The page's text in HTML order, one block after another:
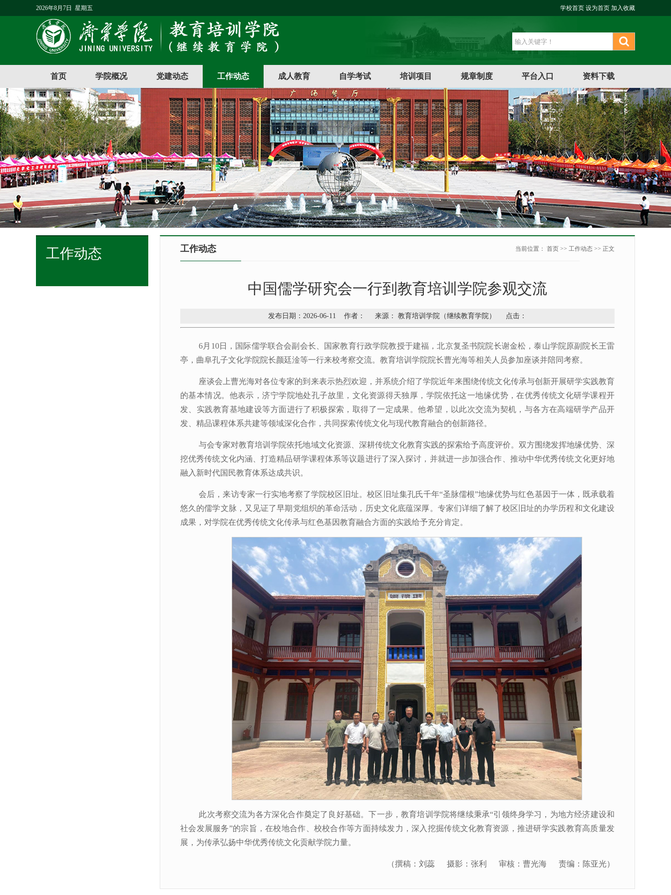
2026年8月7日 星期五 学校首页 设为首页 加入收藏
首页 学院概况 党建动态 工作动态 成人教育 自学考试 培训项目 规章制度 平台入口 资料下载
工作动态 工作动态 当前位置： 首页 >> 工作动态 >> 正文
中国儒学研究会一行到教育培训学院参观交流
发布日期：2026-06-11 作者： 来源： 教育培训学院（继续教育学院） 点击：
6月10日，国际儒学联合会副会长、国家教育行政学院教授于建福，北京复圣书院院长谢金松，泰山学院原副院长王雷
亭，曲阜孔子文化学院院长颜廷淦等一行来校考察交流。教育培训学院院长曹光海等相关人员参加座谈并陪同考察。
座谈会上曹光海对各位专家的到来表示热烈欢迎，并系统介绍了学院近年来围绕传统文化传承与创新开展研学实践教育
的基本情况。他表示，济宁学院地处孔子故里，文化资源得天独厚，学院依托这一地缘优势，在优秀传统文化研学课程开
发、实践教育基地建设等方面进行了积极探索，取得了一定成果。他希望，以此次交流为契机，与各方在高端研学产品开
发、精品课程体系共建等领域深化合作，共同探索传统文化与现代教育融合的创新路径。
与会专家对教育培训学院依托地域文化资源、深耕传统文化教育实践的探索给予高度评价。双方围绕发挥地缘优势、深
挖优秀传统文化内涵、打造精品研学课程体系等议题进行了深入探讨，并就进一步加强合作、推动中华优秀传统文化更好地
融入新时代国民教育体系达成共识。
会后，来访专家一行实地考察了学院校区旧址。校区旧址集孔氏千年“圣脉儒根”地缘优势与红色基因于一体，既承载着
悠久的儒学文脉，又见证了早期党组织的革命活动，历史文化底蕴深厚。专家们详细了解了校区旧址的办学历程和文化建设
成果，对学院在优秀传统文化传承与红色基因教育融合方面的实践给予充分肯定。
此次考察交流为各方深化合作奠定了良好基础。下一步，教育培训学院将继续秉承“引领终身学习，为地方经济建设和
社会发展服务”的宗旨，在校地合作、校校合作等方面持续发力，深入挖掘传统文化教育资源，推进研学实践教育高质量发
展，为传承弘扬中华优秀传统文化贡献学院力量。
（撰稿：刘蕊 摄影：张利 审核：曹光海 责编：陈亚光）